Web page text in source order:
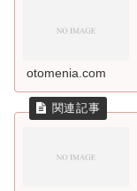
otomenia.com